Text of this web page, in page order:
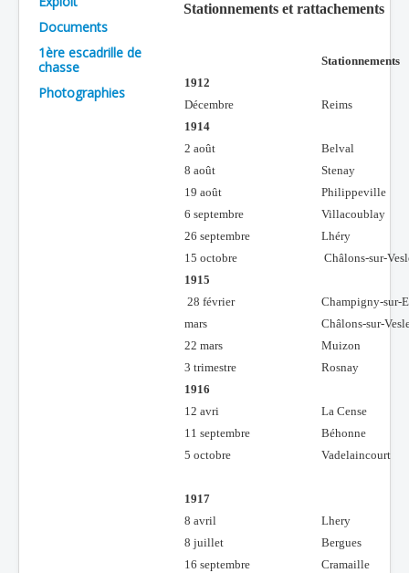
Les As
Cahiers des As
Documents
1ère escadrille de
chasse
Photographies
Stationnements et rattachements
Stationnements
1912
Décembre
Reims
1914
2 août
Belval
8 août
Stenay
19 août
Philippeville
6 septembre
Villacoublay
26 septembre
Lhéry
15 octobre
Châlons-sur-
1915
28 février
Champigny-sur-
mars
Châlons-sur-
22 mars
Muizon
3 trimestre
Rosnay
1916
12 avri
La Cense
11 septembre
Béhonne
5 octobre
Vadelaincourt
1917
8 avril
Lhery
8 juillet
Bergues
16 septembre
Cramaille